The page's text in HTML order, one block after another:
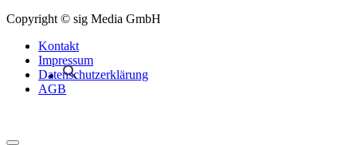
Copyright © sig Media GmbH
Kontakt
Impressum
Datenschutzerklärung
AGB